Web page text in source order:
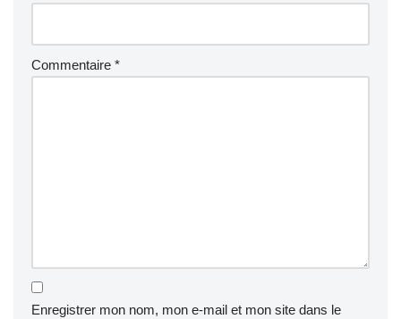
Commentaire *
Enregistrer mon nom, mon e-mail et mon site dans le